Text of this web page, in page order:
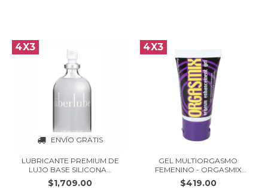
4X3
ENVÍO GRATIS
LUBRICANTE PREMIUM DE
LUJO BASE SILICONA...
$1,709.00
4X3
GEL MULTIORGASMO
FEMENINO - ORGASMIX
ORG...
$419.00